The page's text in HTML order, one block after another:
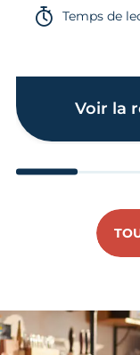
Temps de
Voir la